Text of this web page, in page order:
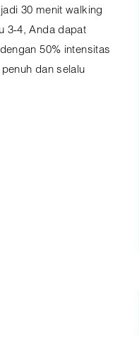
30 menit walking
3-4, Anda dapat
50% intensitas
dan selalu